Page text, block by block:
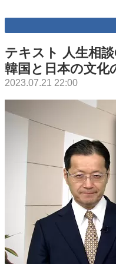
テキスト 人生相
韓国と日本の文
2023.07.21 22:00